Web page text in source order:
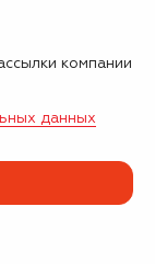
компании
данных